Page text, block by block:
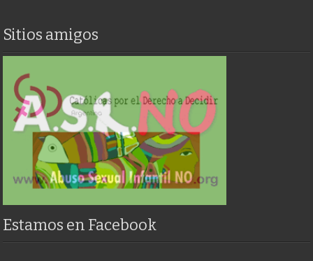
Sitios amigos
Estamos en Facebook